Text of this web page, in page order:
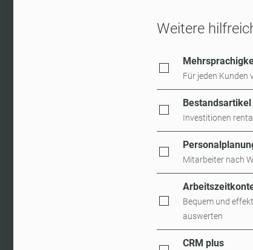
Weitere
Für jeden Kunden
Bestandsartikel
Investitionen
Mitarbeiter nach
Bequem und
auswerten
CRM plus